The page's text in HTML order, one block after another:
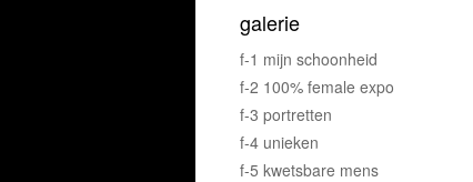
galerie
f-1 mijn schoonheid
f-2 100% female expo
f-3 portretten
f-4 unieken
f-5 kwetsbare mens